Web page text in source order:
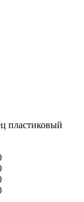
пластиковый